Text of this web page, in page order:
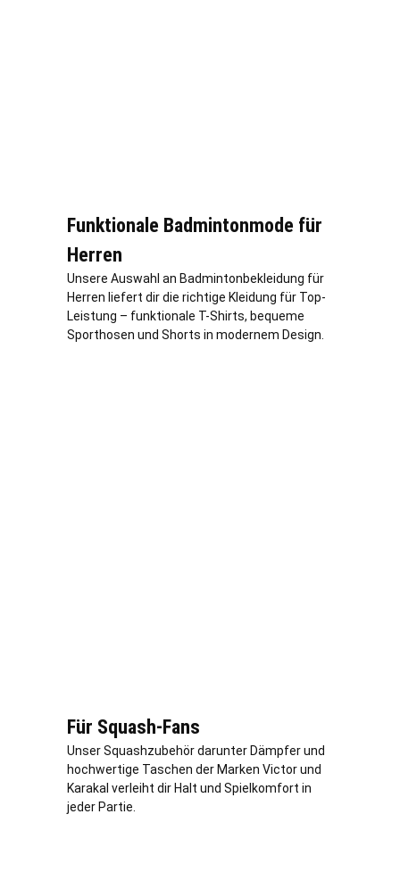
Funktionale Badmintonmode für
Herren
Unsere Auswahl an Badmintonbekleidung für
Herren liefert dir die richtige Kleidung für Top-
Leistung – funktionale T-Shirts, bequeme
Sporthosen und Shorts in modernem Design.
Für Squash-Fans
Unser Squashzubehör darunter Dämpfer und
hochwertige Taschen der Marken Victor und
Karakal verleiht dir Halt und Spielkomfort in
jeder Partie.